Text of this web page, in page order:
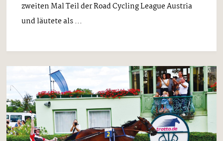
zweiten Mal Teil der Road Cycling League Austria
und läutete als ...